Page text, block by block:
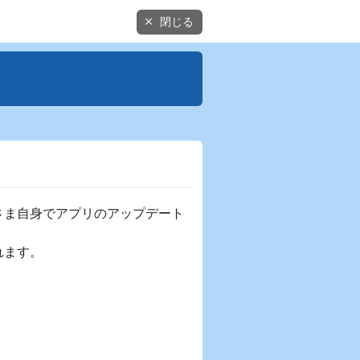
閉じる
自身でアプリのアップデート
す。